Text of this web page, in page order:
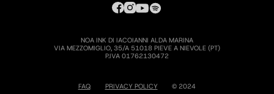
NOA INK DI IACOIANNI ALDA MARINA
VIA MEZZOMIGLIO, 35/A 51018 PIEVE A NIEVOLE (PT)
P.IVA 01762130472
FAQ PRIVACY POLICY © 2024